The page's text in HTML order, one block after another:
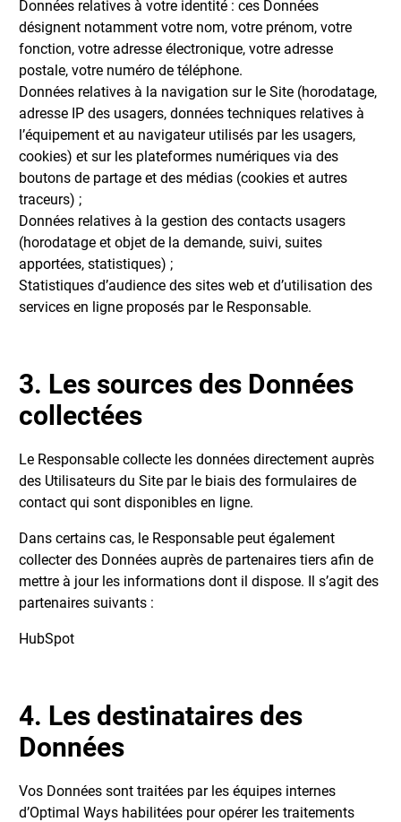
Données relatives à votre identité : ces Données
désignent notamment votre nom, votre prénom, votre
fonction, votre adresse électronique, votre adresse
postale, votre numéro de téléphone.
Données relatives à la navigation sur le Site (horodatage,
adresse IP des usagers, données techniques relatives à
l’équipement et au navigateur utilisés par les usagers,
cookies) et sur les plateformes numériques via des
boutons de partage et des médias (cookies et autres
traceurs) ;
Données relatives à la gestion des contacts usagers
(horodatage et objet de la demande, suivi, suites
apportées, statistiques) ;
Statistiques d’audience des sites web et d’utilisation des
services en ligne proposés par le Responsable.
3. Les sources des Données
collectées
Le Responsable collecte les données directement auprès
des Utilisateurs du Site par le biais des formulaires de
contact qui sont disponibles en ligne.
Dans certains cas, le Responsable peut également
collecter des Données auprès de partenaires tiers afin de
mettre à jour les informations dont il dispose. Il s’agit des
partenaires suivants :
HubSpot
4. Les destinataires des
Données
Vos Données sont traitées par les équipes internes
d’Optimal Ways habilitées pour opérer les traitements